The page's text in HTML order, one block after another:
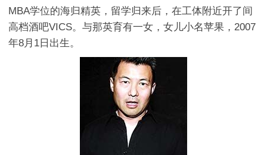
MBA学位的海归精英，留学归来后，在工体附近开了间
高档酒吧VICS。与那英育有一女，女儿小名苹果，2007
年8月1日出生。